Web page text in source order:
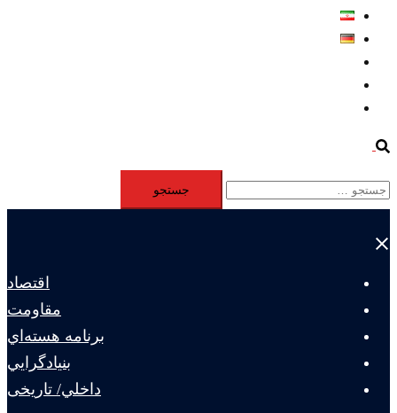
Search
جستجو
برای:
Close
اقتصاد
مقاومت
برنامه هسته‌اي
بنيادگرايي
داخلي/ تاریخی